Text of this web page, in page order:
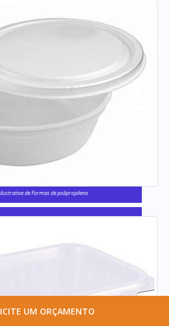
de Formas de polipropileno
UM ORÇAMENTO